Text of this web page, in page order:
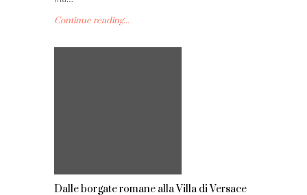
Continue reading...
Dalle borgate romane alla Villa di Versace